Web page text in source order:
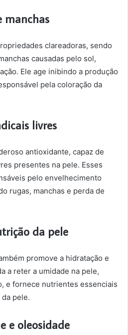
manchas
clareadoras, sendo
causadas pelo sol,
Ele age inibindo a produção
pela coloração da
livres
antioxidante, capaz de
presentes na pele. Esses
pelo envelhecimento
rugas, manchas e perda de
da pele
promove a hidratação e
a reter a umidade na pele,
e fornece nutrientes essenciais
pele.
e oleosidade